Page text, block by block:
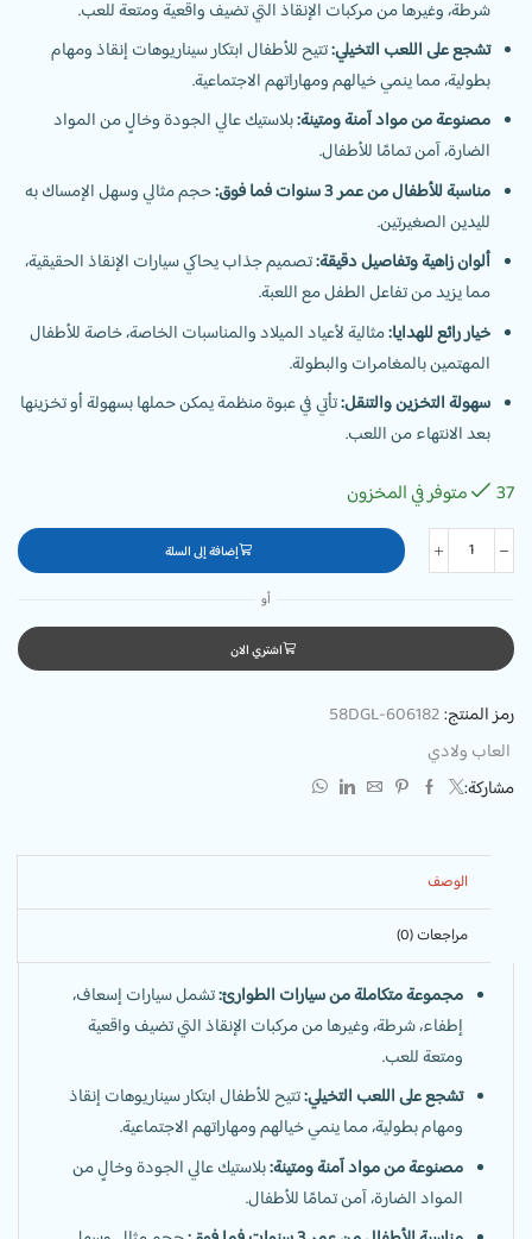
شرطة، وغيرها من مركبات الإنقاذ التي تضيف واقعية ومتعة للعب.
تشجع على اللعب التخيلي:تتيح للأطفال ابتكار سيناريوهات إنقاذ ومهام
بطولية، مما ينمي خيالهم ومهاراتهم الاجتماعية.
مصنوعة من مواد آمنة ومتينة:بلاستيك عالي الجودة وخالٍ من المواد
الضارة، آمن تمامًا للأطفال.
مناسبة للأطفال من عمر 3 سنوات فما فوق:
حجم مثالي وسهل الإمساك به
لليدين الصغيرتين.
ألوان زاهية وتفاصيل دقيقة:تصميم جذاب يحاكي سيارات الإنقاذ الحقيقية،
مما يزيد من تفاعل الطفل مع اللعبة.
خيار رائع للهدايا:مثالية لأعياد الميلاد والمناسبات الخاصة، خاصة للأطفال
المهتمين بالمغامرات والبطولة.
سهولة التخزين والتنقل:تأتي في عبوة منظمة يمكن حملها بسهولة أو تخزينها
بعد الانتهاء من اللعب.
37 متوفر في المخزون
إضافة إلى السلة
أو
اشتري الان
رمز المنتج:58DGL-606182
العاب ولادي
مشاركة:
الوصف
مراجعات (0)
مجموعة متكاملة من سيارات الطوارئ:تشمل سيارات إسعاف،
إطفاء، شرطة، وغيرها من مركبات الإنقاذ التي تضيف واقعية
ومتعة للعب.
تشجع على اللعب التخيلي:تتيح للأطفال ابتكار سيناريوهات إنقاذ
ومهام بطولية، مما ينمي خيالهم ومهاراتهم الاجتماعية.
مصنوعة من مواد آمنة ومتينة:بلاستيك عالي الجودة وخالٍ من
المواد الضارة، آمن تمامًا للأطفال.